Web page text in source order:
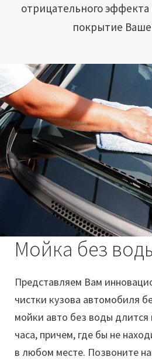
отрицательного эффекта
покрытие
Мойка без
Представляем Вам
чистки кузова автомобиля
мойки авто без воды
часа, причем, где бы не
в любом месте. Позвоните